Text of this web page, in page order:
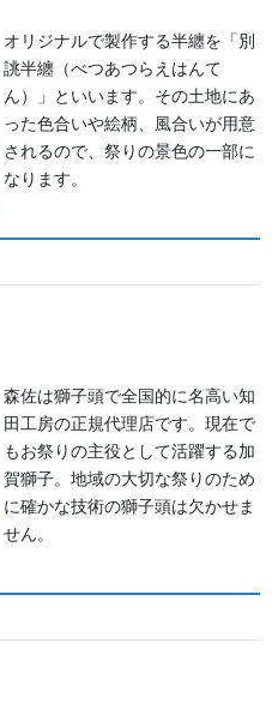
オリジナルで製作する半纏を「別
誂半纏（べつあつらえはんて
ん）」といいます。その土地にあ
った色合いや絵柄、風合いが用意
されるので、祭りの景色の一部に
なります。
森佐は獅子頭で全国的に名高い知
田工房の正規代理店です。現在で
もお祭りの主役として活躍する加
賀獅子。地域の大切な祭りのため
に確かな技術の獅子頭は欠かせま
せん。